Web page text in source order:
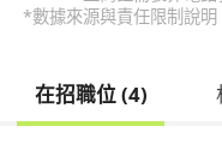
*數據來源與責任限制說明
在招職位 (4)